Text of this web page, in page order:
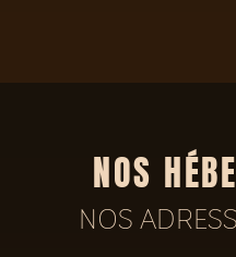
NOS
NOS